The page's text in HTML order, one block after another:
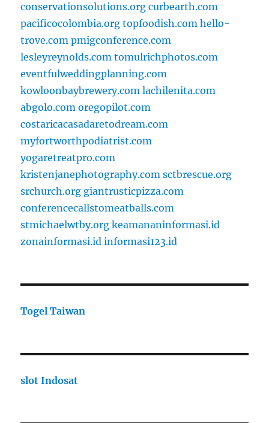
conservationsolutions.org curbearth.com
pacificocolombia.org topfoodish.com hello-
trove.com pmigconference.com
lesleyreynolds.com tomulrichphotos.com
eventfulweddingplanning.com
kowloonbaybrewery.com lachilenita.com
abgolo.com oregopilot.com
costaricacasadaretodream.com
myfortworthpodiatrist.com
yogaretreatpro.com
kristenjanephotography.com sctbrescue.org
srchurch.org giantrusticpizza.com
conferencecallstomeatballs.com
stmichaelwtby.org keamananinformasi.id
zonainformasi.id informasi123.id
Togel Taiwan
slot Indosat